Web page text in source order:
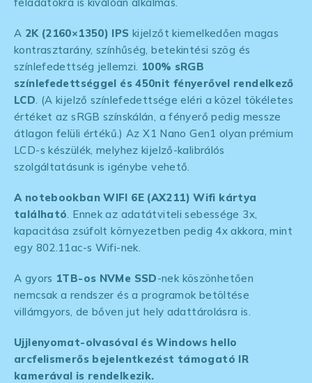
A 2K (2160×1350) IPS kijelzőt kiemelkedően magas
kontrasztarány, színhűség, betekintési szög és
színlefedettség jellemzi. 100% sRGB
színlefedettséggel és 450nit fényerővel rendelkező
LCD . (A kijelző színlefedettsége eléri a közel tökéletes
értéket az sRGB színskálán, a fényerő pedig messze
átlagon felüli értékű.) Az X1 Nano Gen1 olyan prémium
LCD-s készülék, melyhez kijelző-kalibrálós
szolgáltatásunk is igénybe vehető.
A notebookban WIFI 6E (AX211) Wifi kártya
található . Ennek az adatátviteli sebessége 3x,
kapacitása zsúfolt környezetben pedig 4x akkora, mint
egy 802.11ac-s Wifi-nek.
A gyors 1TB-os NVMe SSD-nek köszönhetően
nemcsak a rendszer és a programok betöltése
villámgyors, de bőven jut hely adattárolásra is.
Ujjlenyomat-olvasóval és Windows hello
arcfelismerős bejelentkezést támogató IR
kamerával is rendelkezik.